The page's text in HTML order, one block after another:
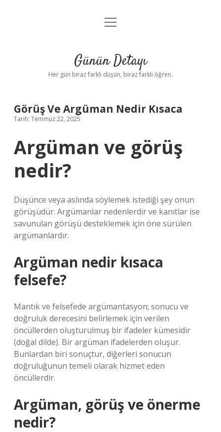
Anasayfa
Yasal Uyarı
menüyü
Günün Detayı
Her gün biraz farklı düşün, biraz farklı öğren.
Görüş Ve Argüman Nedir Kısaca
Tarih: Temmuz 22, 2025
Argüman ve görüş
nedir?
Düşünce veya aslında söylemek istediği şey onun
görüşüdür. Argümanlar nedenlerdir ve kanıtlar ise
savunulan görüşü desteklemek için öne sürülen
argümanlardır.
Argüman nedir kısaca
felsefe?
Mantık ve felsefede argümantasyon; sonucu ve
doğruluk derecesini belirlemek için verilen
öncüllerden oluşturulmuş bir ifadeler kümesidir
(doğal dilde). Bir argüman ifadelerden oluşur.
Bunlardan biri sonuçtur, diğerleri sonucun
doğruluğunun temeli olarak hizmet eden
öncüllerdir.
Argüman, görüş ve önerme
nedir?